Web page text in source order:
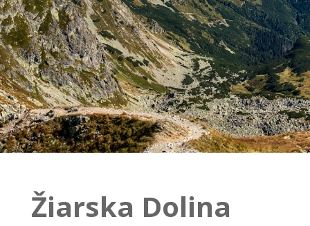
Žiarska Dolina